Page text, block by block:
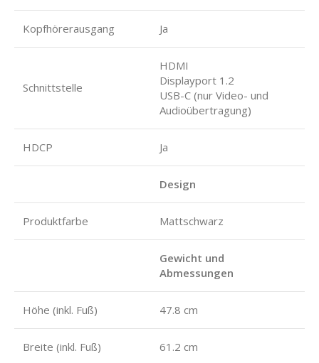
Kopfhörerausgang Ja
Schnittstelle
HDMI
Displayport 1.2
USB-C (nur Video- und
Audioübertragung)
HDCP Ja
Design
Produktfarbe Mattschwarz
Gewicht und
Abmessungen
Höhe (inkl. Fuß) 47.8 cm
Breite (inkl. Fuß) 61.2 cm